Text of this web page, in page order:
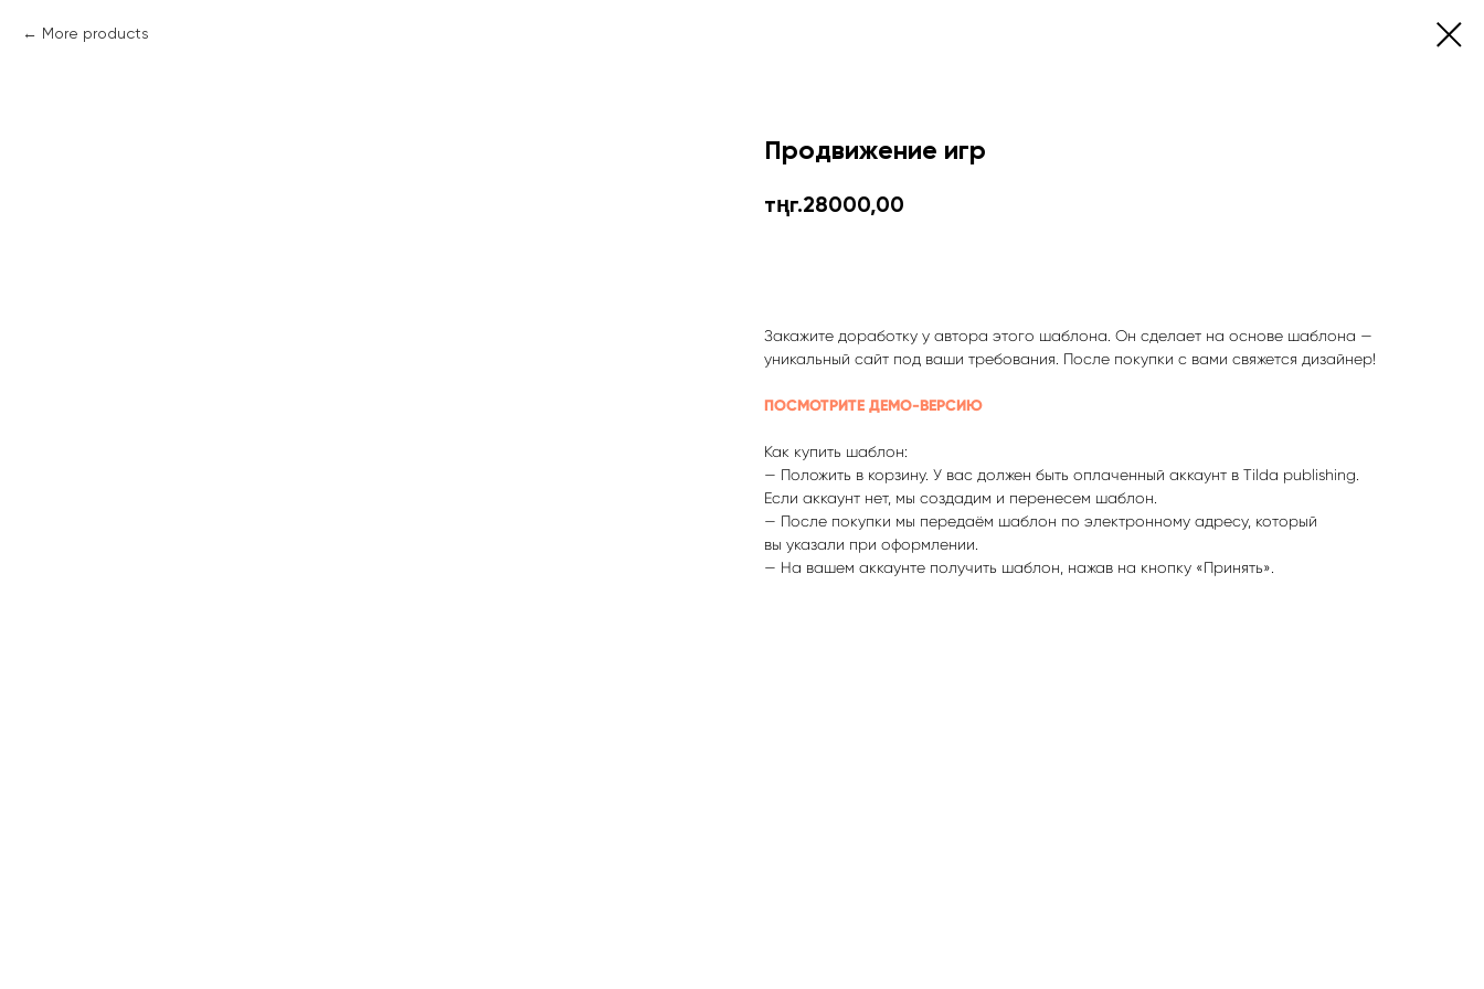
More products
Продвижение игр
тңг.28000,00
Закажите доработку у автора этого шаблона. Он сделает на основе шаблона —
уникальный сайт под ваши требования. После покупки с вами свяжется дизайнер!
ПОСМОТРИТЕ ДЕМО-ВЕРСИЮ
Как купить шаблон:
— Положить в корзину. У вас должен быть оплаченный аккаунт в Tilda publishing.
Если аккаунт нет, мы создадим и перенесем шаблон.
— После покупки мы передаём шаблон по электронному адресу, который
вы указали при оформлении.
— На вашем аккаунте получить шаблон, нажав на кнопку «Принять».